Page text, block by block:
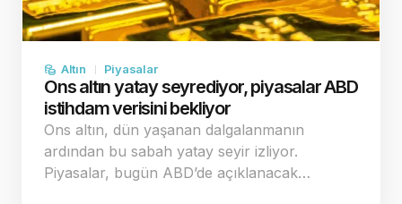
Altın Piyasalar
Ons altın yatay seyrediyor, piyasalar ABD
istihdam verisini bekliyor
Ons altın, dün yaşanan dalgalanmanın
ardından bu sabah yatay seyir izliyor.
Piyasalar, bugün ABD’de açıklanacak…